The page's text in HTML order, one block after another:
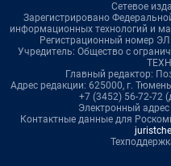
Сетевое
Зарегистрировано
информационных технологий и
Регистрационный номер
Учредитель: Общество с
Главный редактор:
Адрес редакции: 625000, г.
+7 (3452) 56-72-72
Электронный адрес
Контактные данные для